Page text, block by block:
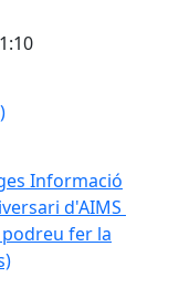
Informació
d'AIMS
fer la